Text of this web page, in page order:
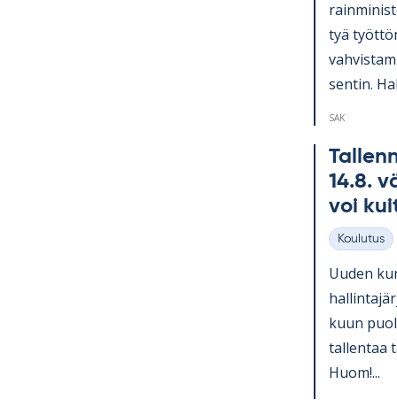
tyä
sen­tin.
SAK
14.8.
voi
Kategoriat
Koulutus
Uu­den
kuun
tal­len­taa
Huom!...